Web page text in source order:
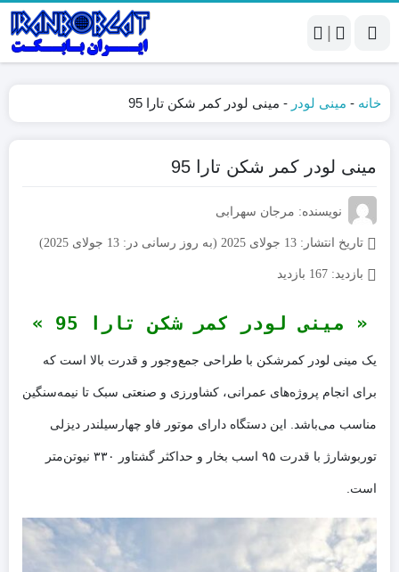
|
خانه - مینی لودر - مینی لودر کمر شکن تارا 95
مینی لودر کمر شکن تارا 95
نویسنده: مرجان سهرابی
تاریخ انتشار: 13 جولای 2025 (به روز رسانی در: 13 جولای 2025)
بازدید: 167 بازدید
« مینی لودر کمر شکن تارا 95 »
یک مینی لودر کمرشکن با طراحی جمع‌وجور و قدرت بالا است که
برای انجام پروژه‌های عمرانی، کشاورزی و صنعتی سبک تا نیمه‌سنگین
مناسب می‌باشد. این دستگاه دارای موتور فاو چهارسیلندر دیزلی
توربوشارژ با قدرت ۹۵ اسب بخار و حداکثر گشتاور ۳۳۰ نیوتن‌متر
است.